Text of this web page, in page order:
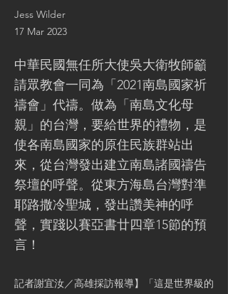
Jess Wilder
17 Mar 2023
中華民國無任所大使吳大衛牧師籲
請眾教會一同為「2021南島國家祈
禱會」代禱。做為「南島文化母
親」的台灣，要給世界的禮物，是
使各南島國家的原住民族群站出
來，從台灣發出建立南島諸國禱告
祭壇的呼聲。從東方海島台灣對準
耶路撒冷聖城，發出讚美神的呼
聲，實踐以賽亞書廿四章15節的預
言！
記者謝宜汝／高雄採訪報導】「這是世界級的